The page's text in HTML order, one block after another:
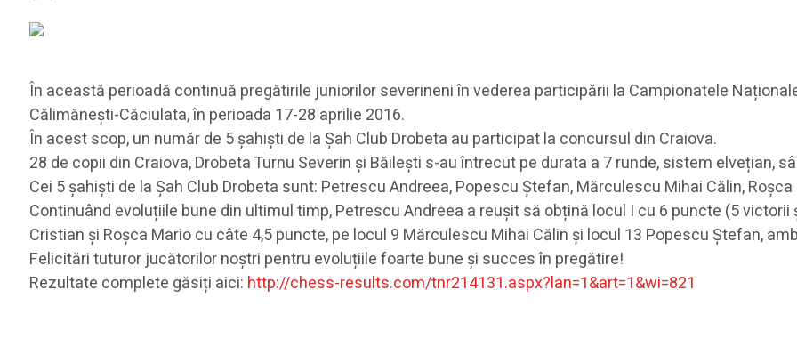
În această perioadă continuă pregătirile juniorilor severineni în vederea participării la Campionatele
Călimănești-Căciulata, în perioada 17-28 aprilie 2016.
În acest scop, un număr de 5 șahiști de la Șah Club Drobeta au participat la concursul din Craiova.
28 de copii din Craiova, Drobeta Turnu Severin și Băilești s-au întrecut pe durata a 7 runde, sistem elvețian,
Cei 5 șahiști de la Șah Club Drobeta sunt: Petrescu Andreea, Popescu Ștefan, Mărculescu Mihai Călin,
Continuând evoluțiile bune din ultimul timp, Petrescu Andreea a reușit să obțină locul I cu 6 puncte (5
Cristian și Roșca Mario cu câte 4,5 puncte, pe locul 9 Mărculescu Mihai Călin și locul 13 Popescu Ștefan,
Felicitări tuturor jucătorilor noștri pentru evoluțiile foarte bune și succes în pregătire!
Rezultate complete găsiți aici: http://chess-results.com/tnr214131.aspx?lan=1&art=1&wi=821